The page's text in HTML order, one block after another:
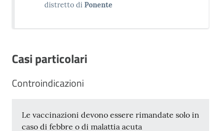
distretto diPonente
Casi particolari
Controindicazioni
Le vaccinazioni devono essere rimandate solo in
caso di febbre o di malattia acuta